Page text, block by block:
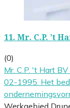
11. Mr. C.P. ’t
(0)
Mr. C.P. 't Hart
02-1995. Het
Werkgebied